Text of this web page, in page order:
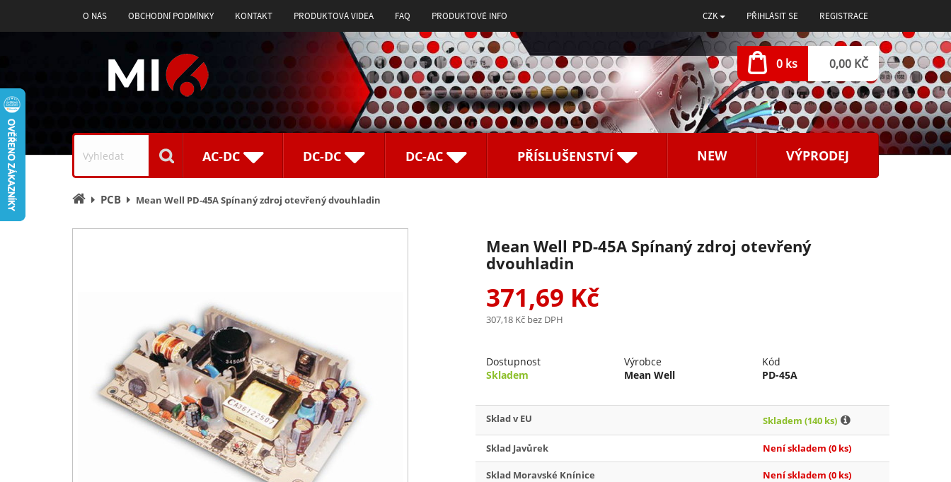
O NÁS OBCHODNÍ PODMÍNKY KONTAKT PRODUKTOVÁ VIDEA FAQ PRODUKTOVÉ INFO CZK PŘIHLÁSIT SE REGISTRACE
0 ks 0,00 KČ
Vyhledávání
AC-DC DC-DC DC-AC PŘÍSLUŠENSTVÍ NEW VÝPRODEJ
Úvodní
PCB Mean Well PD-45A Spínaný zdroj otevřený dvouhladin
Mean Well PD-45A Spínaný zdroj otevřený
dvouhladin
371,69 Kč
307,18 Kč bez DPH
Dostupnost
Skladem
Výrobce
Mean Well
Kód
PD-45A
Sklad v EU Skladem (140 ks)
Sklad Javůrek Není skladem (0 ks)
Sklad Moravské Knínice Není skladem (0 ks)